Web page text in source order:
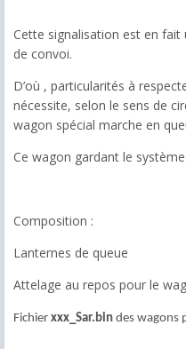
Cette signalisation est en fait
de convoi.
D’où , particularités à
nécessite, selon le sens de
wagon spécial marche en
Ce wagon gardant le
Composition :
Lanternes de queue
Attelage au repos pour le
Fichier xxx_Sar.bin des wagons